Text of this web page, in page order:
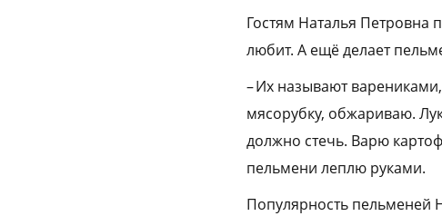
Гостям Наталья Петровна
любит. А ещё делает
– Их называют
мясорубку, обжариваю.
должно стечь. Варю
пельмени леплю руками.
Популярность пельменей